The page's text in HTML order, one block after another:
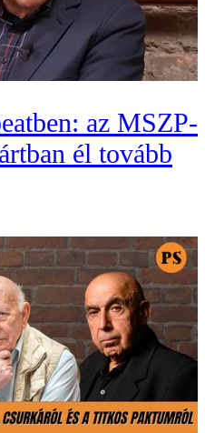
az MSZP-
él tovább